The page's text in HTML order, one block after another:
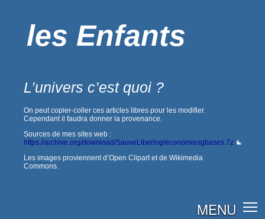
les Enfants
L’univers c’est quoi ?
On peut copier-coller ces articles libres pour les modifier.
Cependant il faudra donner la provenance.
Sources de mes sites web :
https://archive.org/download/SauveLiberlog/economiesgbases.7z
Les images proviennent d’Open Clipart et de Wikimedia
Commons.
MENU